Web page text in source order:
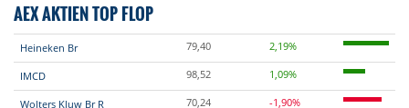
AEX AKTIEN TOP FLOP
Heineken Br 79,40 2,19%
IMCD 98,52 1,09%
Wolters Kluw Br R 70,24 -1,90%